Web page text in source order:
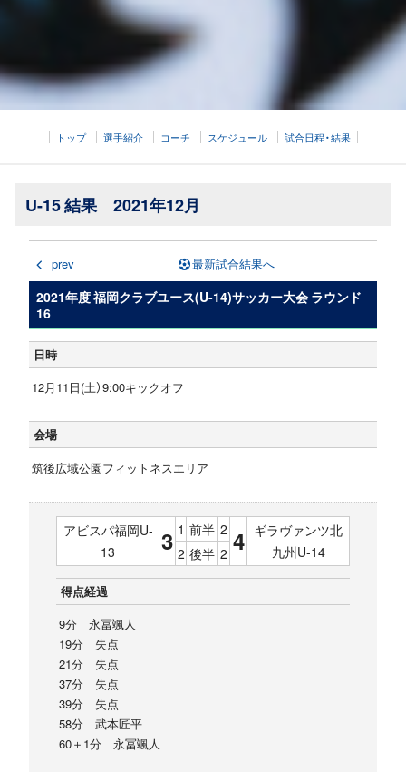
トップ 選手紹介 コーチ スケジュール 試合日程・結果
U-15 結果 2021年12月
prev 最新試合結果へ
2021年度 福岡クラブユース(U-14)サッカー大会 ラウンド
16
日時
12月11日(土）9:00キックオフ
会場
筑後広域公園フィットネスエリア
アビスパ福岡U-
13
3 1 前半 2 4 ギラヴァンツ北
九州U-14
2 後半 2
得点経過
9分 永冨颯人
19分 失点
21分 失点
37分 失点
39分 失点
58分 武本匠平
60＋1分 永冨颯人